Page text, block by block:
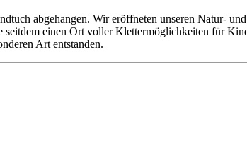
abgehangen. Wir eröffneten unseren Natur-
einen Ort voller Klettermöglichkeiten für
Art entstanden.